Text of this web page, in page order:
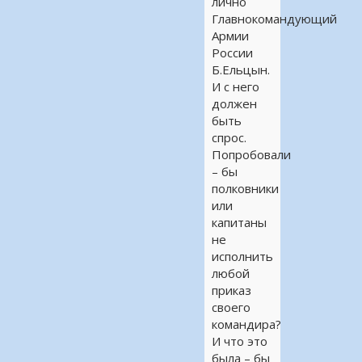
Главнокомандующий
Армии
России
Б.Ельцын.
И с него
должен
быть
спрос.
Попробовали
– бы
полковники
или
капитаны
не
исполнить
любой
приказ
своего
командира?
И что это
была – бы